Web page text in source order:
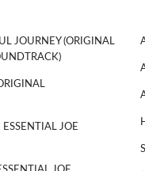
JOURNEY (ORIGINAL
JOE